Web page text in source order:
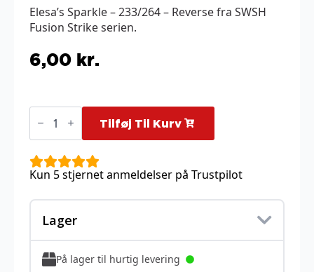
Elesa’s Sparkle – 233/264 – Reverse fra SWSH
Fusion Strike serien.
6,00 kr.
Elesa's
Sparkle
233/264
-
Reverse
antal
Tilføj Til Kurv
Kun 5 stjernet anmeldelser på Trustpilot
Lager
På lager til hurtig levering